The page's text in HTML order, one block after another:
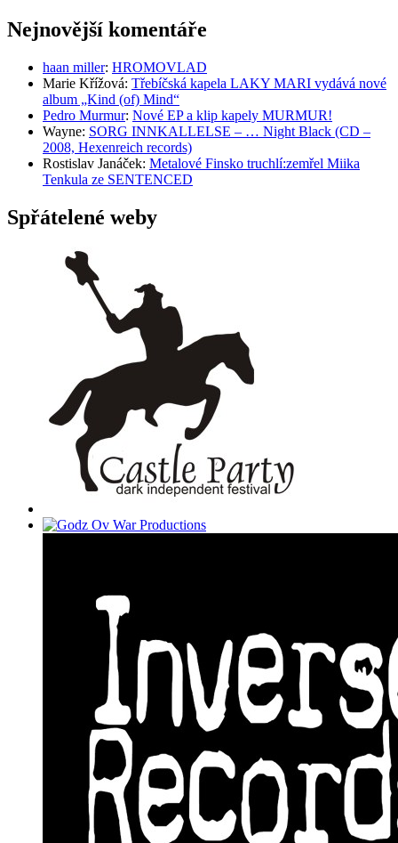
Nejnovější komentáře
haan miller: HROMOVLAD
Marie Křížová: Třebíčská kapela LAKY MARI vydává nové
album „Kind (of) Mind“
Pedro Murmur: Nové EP a klip kapely MURMUR!
Wayne: SORG INNKALLELSE – … Night Black (CD –
2008, Hexenreich records)
Rostislav Janáček: Metalové Finsko truchlí:zemřel Miika
Tenkula ze SENTENCED
Spřátelené weby